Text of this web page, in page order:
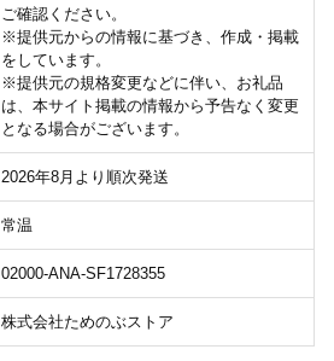
ご確認ください。
※提供元からの情報に基づき、作成・掲載
をしています。
※提供元の規格変更などに伴い、お礼品
は、本サイト掲載の情報から予告なく変更
となる場合がございます。
2026年8月より順次発送
常温
02000-ANA-SF1728355
株式会社ためのぶストア